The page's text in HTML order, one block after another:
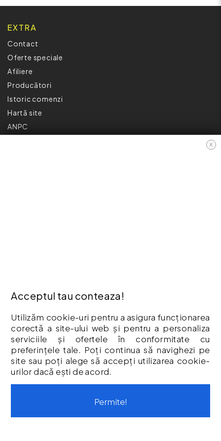
X
Acceptul tau conteaza!
Utilizăm cookie-uri pentru a asigura funcționarea
corectă a site-ului web și pentru a personaliza
serviciile și ofertele în conformitate cu
preferințele tale. Poți continua să navighezi pe
site sau poți alege să accepți utilizarea cookie-
urilor dacă ești de acord.
Permite!
EXTRA
Contact
Oferte speciale
Afiliere
Producători
Istoric comenzi
Hartă site
ANPC
CONTUL MEU
Istoric comenzi
Listă Favorite
Newsletter
Formular de retur
Formular de garanție